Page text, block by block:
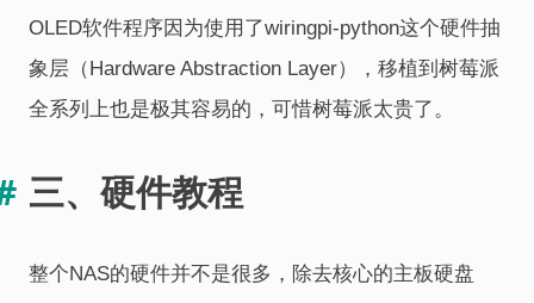
OLED软件程序因为使用了wiringpi-python这个硬件抽
象层（Hardware Abstraction Layer），移植到树莓派
全系列上也是极其容易的，可惜树莓派太贵了。
三、硬件教程
整个NAS的硬件并不是很多，除去核心的主板硬盘